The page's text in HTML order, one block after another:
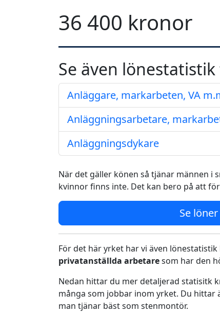
36 400 kronor
Se även
Anläggare, markarbeten, VA
Anläggningsarbetare,
Anläggningsdykare
När det gäller könen så tjänar männen i
kvinnor finns inte. Det kan bero på att
Se
För det här yrket har vi även
privatanställda arbetaresom har den
Nedan hittar du mer detaljerad statisitk
många som jobbar inom yrket. Du hittar
man tjänar bäst som stenmontör.